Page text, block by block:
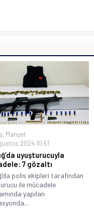
, Manşet
2024 10:51
uyuşturucuyla
7 gözaltı
polis ekipleri tarafından
ile mücadele
yapılan